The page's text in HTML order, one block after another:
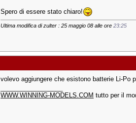
Spero di essere stato chiaro!
Ultima modifica di zulter : 25 maggio 08 alle ore 23:25
volevo aggiungere che esistono batterie Li-Po
WWW.WINNING-MODELS.COM tutto per il